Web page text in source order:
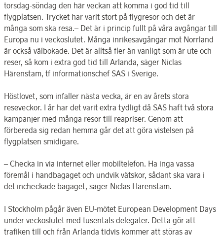
torsdag-söndag den här veckan att komma i god tid till
flygplatsen. Trycket har varit stort på flygresor och det är
många som ska resa.– Det är i princip fullt på våra avgångar till
Europa nu i veckoslutet. Många inrikesavgångar mot Norrland
är också välbokade. Det är alltså fler än vanligt som är ute och
reser, så kom i extra god tid till Arlanda, säger Niclas
Härenstam, tf informationschef SAS i Sverige.
Höstlovet, som infaller nästa vecka, är en av årets stora
reseveckor. I år har det varit extra tydligt då SAS haft två stora
kampanjer med många resor till reapriser. Genom att
förbereda sig redan hemma går det att göra vistelsen på
flygplatsen smidigare.
– Checka in via internet eller mobiltelefon. Ha inga vassa
föremål i handbagaget och undvik vätskor, sådant ska vara i
det incheckade bagaget, säger Niclas Härenstam.
I Stockholm pågår även EU-mötet European Development Days
under veckoslutet med tusentals delegater. Detta gör att
trafiken till och från Arlanda tidvis kommer att störas av